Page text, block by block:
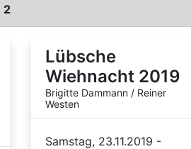
2
Lübsche
Wiehnacht 2019
Brigitte Dammann / Reiner
Westen
Samstag, 23.11.2019 -